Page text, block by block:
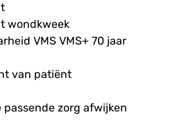
wondkweek
VMS VMS+ 70 jaar
van patiënt
passende zorg afwijken